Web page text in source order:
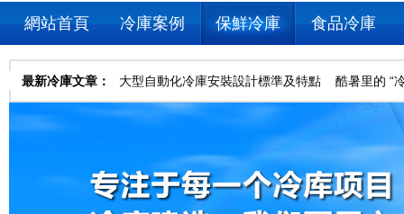
網站首頁 冷庫案例 保鮮冷庫 食品冷庫
最新冷庫文章： 大型自動化冷庫安裝設計標準及特點 酷暑里的 “